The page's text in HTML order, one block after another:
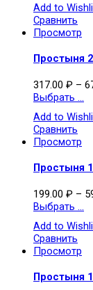
Add to
Сравнить
Просмотр
Простыня
317.00 ₽ –
Выбрать ...
Add to
Сравнить
Просмотр
Простыня
199.00 ₽ –
Выбрать ...
Add to
Сравнить
Просмотр
Простыня